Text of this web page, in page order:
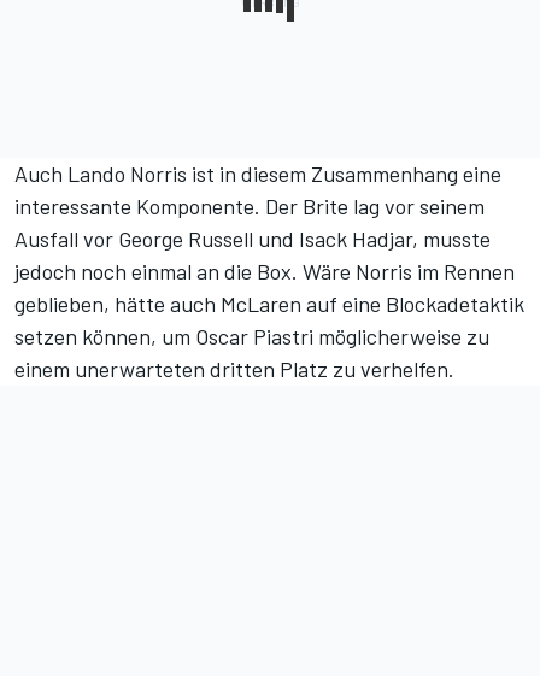
Auch Lando Norris ist in diesem Zusammenhang eine
interessante Komponente. Der Brite lag vor seinem
Ausfall vor George Russell und Isack Hadjar, musste
jedoch noch einmal an die Box. Wäre Norris im Rennen
geblieben, hätte auch McLaren auf eine Blockadetaktik
setzen können, um Oscar Piastri möglicherweise zu
einem unerwarteten dritten Platz zu verhelfen.